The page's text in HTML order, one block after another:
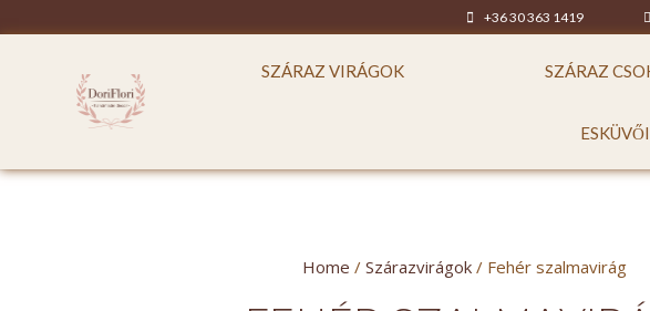
+36 30 363 1419
SZÁRAZ VIRÁGOK SZÁRAZ
Home / Szárazvirágok / Fehér szalmavirág